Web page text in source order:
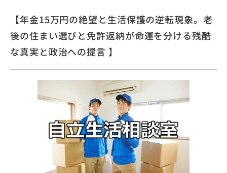
【年金15万円の絶望と生活保護の逆転現象。老
後の住まい選びと免許返納が命運を分ける残酷
な真実と政治への提言 】